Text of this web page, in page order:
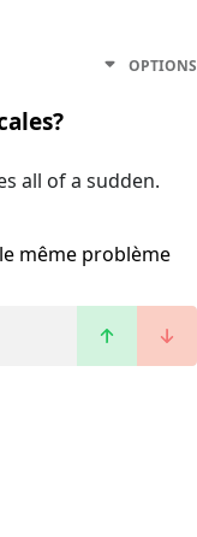
OPTIONS
all of a sudden.
le même problème